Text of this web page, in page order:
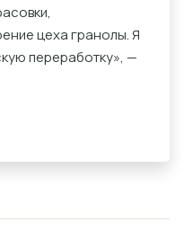
цеха гранолы. Я
переработку», —